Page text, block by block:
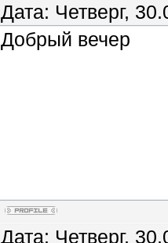
Дата: Четверг,
Добрый вечер
Дата: Четверг,